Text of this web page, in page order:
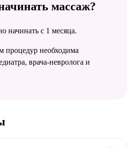
массаж?
начинать с 1 месяца.
процедур необходима
врача-невролога и